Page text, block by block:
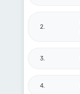
2.
3.
4.